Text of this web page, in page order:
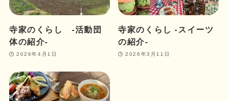
寺家のくらし ‐活動団
体の紹介‐
2026年4月1日
寺家のくらし ‐スイーツ
の紹介‐
2026年3月11日